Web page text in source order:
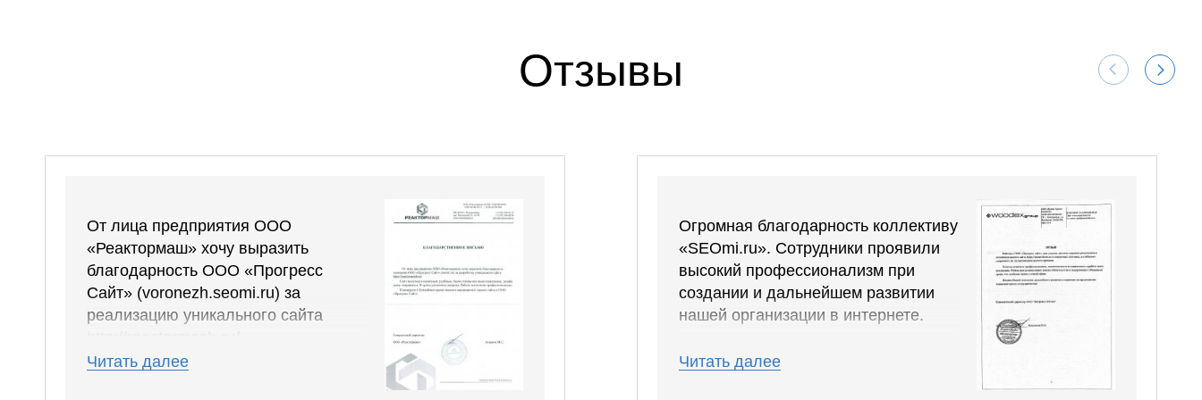
Отзывы
От лица предприятия ООО
«Реактормаш» хочу выразить
благодарность ООО «Прогресс
Сайт» (voronezh.seomi.ru) за
реализацию уникального сайта
Сайт получился понятным, удобным,
Читать далее
Огромная благодарность коллективу
«SEOmi.ru». Сотрудники проявили
высокий профессионализм при
создании и дальнейшем развитии
нашей организации в интернете.
Спустя месяц многие ключевые
слова уже были в ТОП 10 Яндекса.
Читать далее